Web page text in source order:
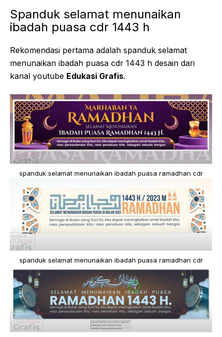
Spanduk selamat menunaikan
ibadah puasa cdr 1443 h
Rekomendasi pertama adalah spanduk selamat
menunaikan ibadah puasa cdr 1443 h desain dari
kanal youtube Edukasi Grafis.
spanduk selamat menunaikan ibadah puasa ramadhan cdr
spanduk selamat menunaikan ibadah puasa ramadhan cdr